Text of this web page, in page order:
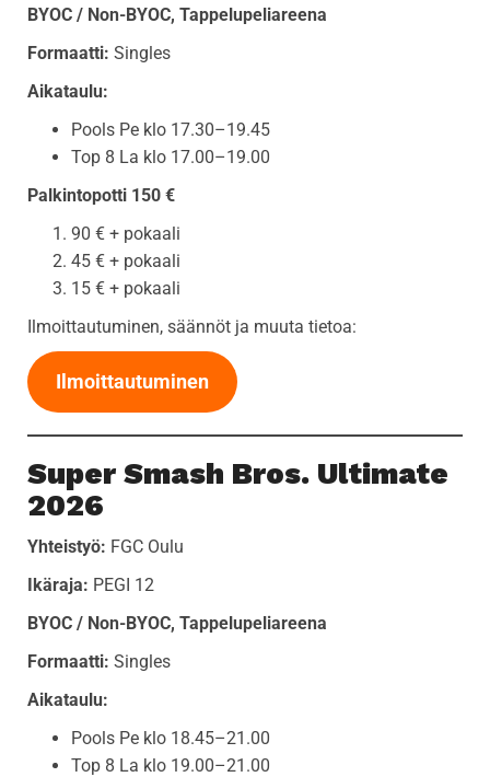
BYOC / Non-BYOC, Tappelupeliareena
Formaatti: Singles
Aikataulu:
Pools Pe klo 17.30–19.45
Top 8 La klo 17.00–19.00
Palkintopotti 150 €
90 € + pokaali
45 € + pokaali
15 € + pokaali
Ilmoittautuminen, säännöt ja muuta tietoa:
Ilmoittautuminen
Super Smash Bros. Ultimate
2026
Yhteistyö: FGC Oulu
Ikäraja: PEGI 12
BYOC / Non-BYOC, Tappelupeliareena
Formaatti: Singles
Aikataulu:
Pools Pe klo 18.45–21.00
Top 8 La klo 19.00–21.00